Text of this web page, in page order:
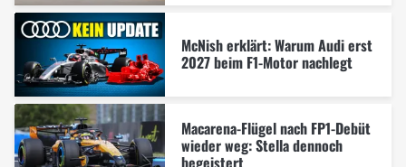
McNish erklärt: Warum Audi erst
2027 beim F1-Motor nachlegt
Macarena-Flügel nach FP1-Debüt
wieder weg: Stella dennoch
begeistert